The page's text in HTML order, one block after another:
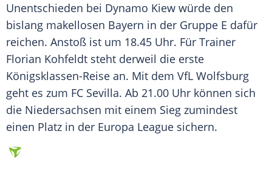
Unentschieden bei Dynamo Kiew würde den
bislang makellosen Bayern in der Gruppe E dafür
reichen. Anstoß ist um 18.45 Uhr. Für Trainer
Florian Kohfeldt steht derweil die erste
Königsklassen-Reise an. Mit dem VfL Wolfsburg
geht es zum FC Sevilla. Ab 21.00 Uhr können sich
die Niedersachsen mit einem Sieg zumindest
einen Platz in der Europa League sichern.